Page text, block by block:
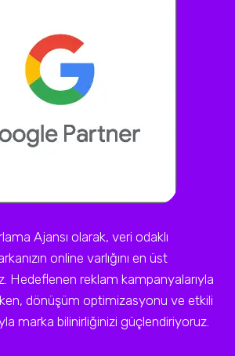
Ajansı olarak, veri odaklı
online varlığını en üst
Hedeflenen reklam kampanyalarıyla
dönüşüm optimizasyonu ve etkili
marka bilinirliğinizi güçlendiriyoruz.